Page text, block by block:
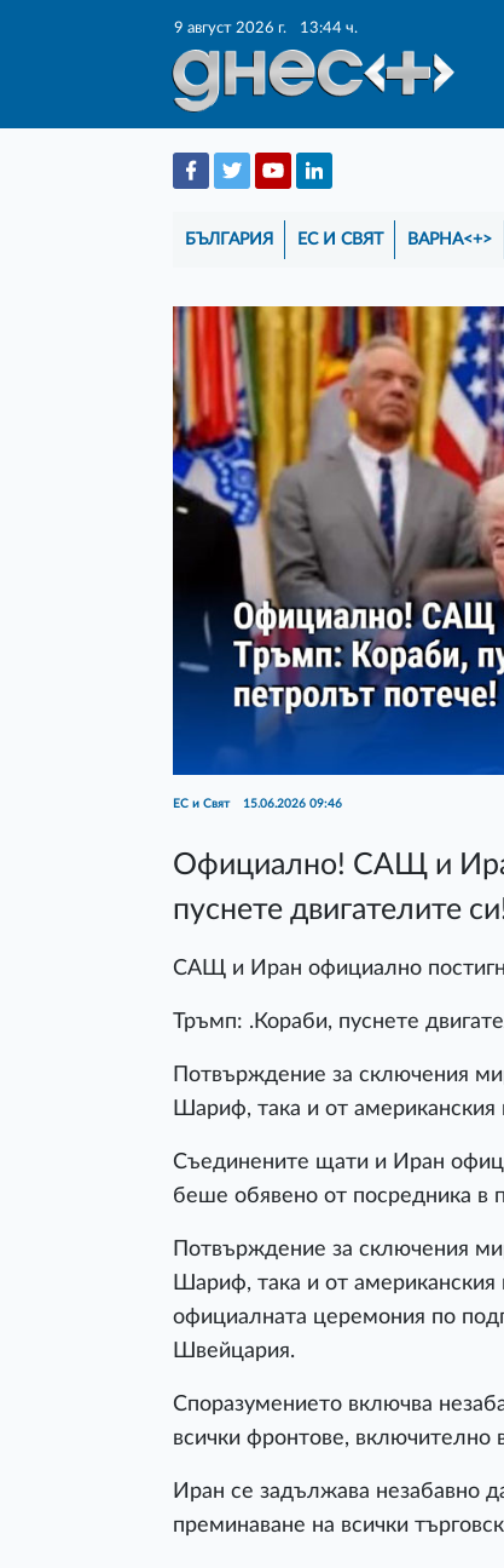
9 август 2026 г. 13:44 ч.
БЪЛГАРИЯ ЕС И СВЯТ ВАРНА<+>
ЕС и Свят 15.06.2026 09:46
Официално! САЩ и
пуснете двигателите
САЩ и Иран официално
Тръмп: .Кораби, пуснете
Потвърждение за сключения
Шариф, така и от
Съединените щати и Иран
беше обявено от посредника в
Потвърждение за сключения
Шариф, така и от
официалната церемония по
Швейцария.
Споразумението включва
всички фронтове, включително
Иран се задължава незабавно
преминаване на всички